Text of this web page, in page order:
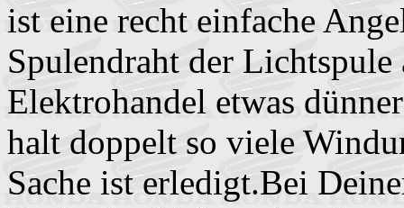
ist eine recht einfache
Spulendraht der
Elektrohandel etwas
halt doppelt so viele
Sache ist erledigt.Bei